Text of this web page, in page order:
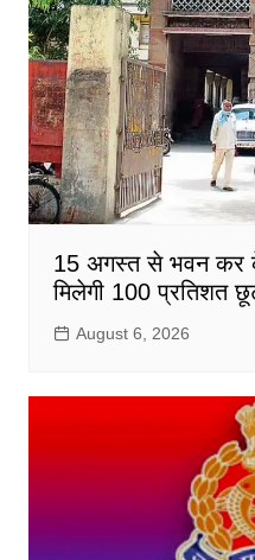
15 अगस्त से भवन कर
मिलेगी 100 प्रतिशत
August 6, 2026